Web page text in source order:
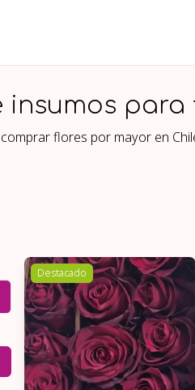
insumos para
flores por mayor en
Destacado